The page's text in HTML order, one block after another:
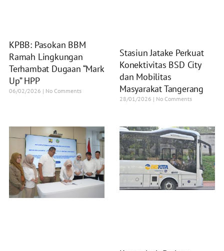
KPBB: Pasokan BBM
Ramah Lingkungan
Terhambat Dugaan “Mark
Up” HPP
06/02/2026 No Comments
Stasiun Jatake Perkuat
Konektivitas BSD City
dan Mobilitas
Masyarakat Tangerang
28/01/2026 No Comments